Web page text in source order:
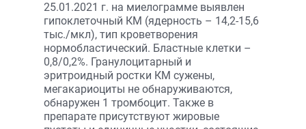
25.01.2021 г. на миелограмме выявлен
гипоклеточный КМ (ядерность – 14,2-15,6
тыс./мкл), тип кроветворения
нормобластический. Бластные клетки –
0,8/0,2%. Гранулоцитарный и
эритроидный ростки КМ сужены,
мегакариоциты не обнаруживаются,
обнаружен 1 тромбоцит. Также в
препарате присутствуют жировые